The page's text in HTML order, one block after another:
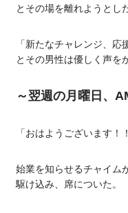
とその場を離れようとし
「新たなチャレンジ、応
とその男性は優しく声を
～翌週の月曜日、
「おはようございます！
始業を知らせるチャイム
駆け込み、席についた。